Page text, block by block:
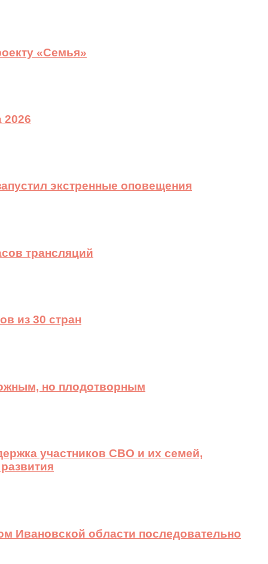
«Семья»
2026
экстренные оповещения
трансляций
из 30 стран
но плодотворным
участников СВО и их семей,
Ивановской области последовательно